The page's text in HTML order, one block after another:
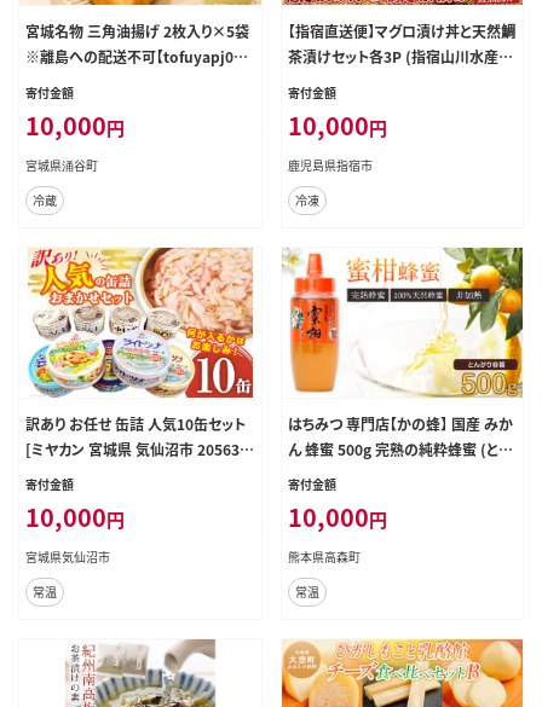
宮城名物 三角油揚げ 2枚入り×5袋
※離島への配送不可【tofuyapj00
3】
寄付金額
10,000円
宮城県涌谷町
冷蔵
【指宿直送便】マグロ漬け丼と天然鯛
茶漬けセット各3P (指宿山川水産/I
B035-002) 鮪 マグロ キハダマグロ
介類 小分け 国産 冷凍
寄付金額
10,000円
鹿児島県指宿市
冷凍
訳あり お任せ 缶詰 人気10缶セット
[ミヤカン 宮城県 気仙沼市 205638
05] ツナ缶 さば缶 さんま缶 いか缶
常備 ストック 長期保存
寄付金額
10,000円
宮城県気仙沼市
常温
はちみつ 専門店【かの蜂】 国産 みか
ん 蜂蜜 500g 完熟の純粋蜂蜜 (とん
がり容器) 蜂蜜 純粋 はちみつ みか
寄付金額
10,000円
熊本県高森町
常温